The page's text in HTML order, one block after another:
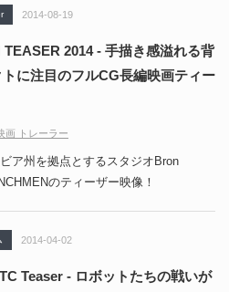
2014-08-19
2014 - 手描き感溢れる背
に注目のフルCG長編映画ティー
画 トレーラー
ア州を拠点とするスタジオBron
のティーザー映像！
2014-04-02
Teaser - ロボットたちの戦いが